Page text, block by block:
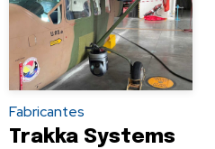
Fabricantes
Trakka Systems